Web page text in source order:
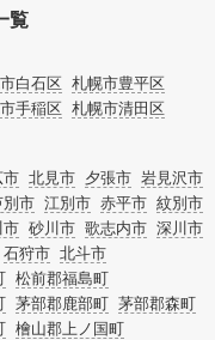
。
などお役立ち情報も豊富なの
覧
白石区 札幌市豊平区
手稲区 札幌市清田区
市 北見市 夕張市 岩見沢市
別市 江別市 赤平市 紋別市
市 砂川市 歌志内市 深川市
石狩市 北斗市
松前郡福島町
茅部郡鹿部町 茅部郡森町
檜山郡上ノ国町